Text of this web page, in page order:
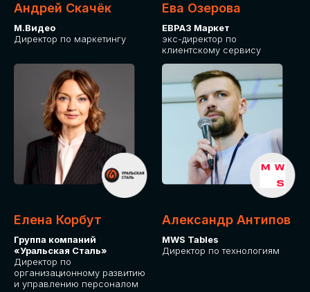
Андрей Скачёк
М.Видео
Директор по маркетингу
Ева Озерова
ЕВРАЗ Маркет
экс-директор по
клиентскому сервису
Елена Корбут
Группа компаний
«Уральская Сталь»
Директор по
организационному развитию
и управлению персоналом
Александр Антипов
MWS Tables
Директор по технологиям